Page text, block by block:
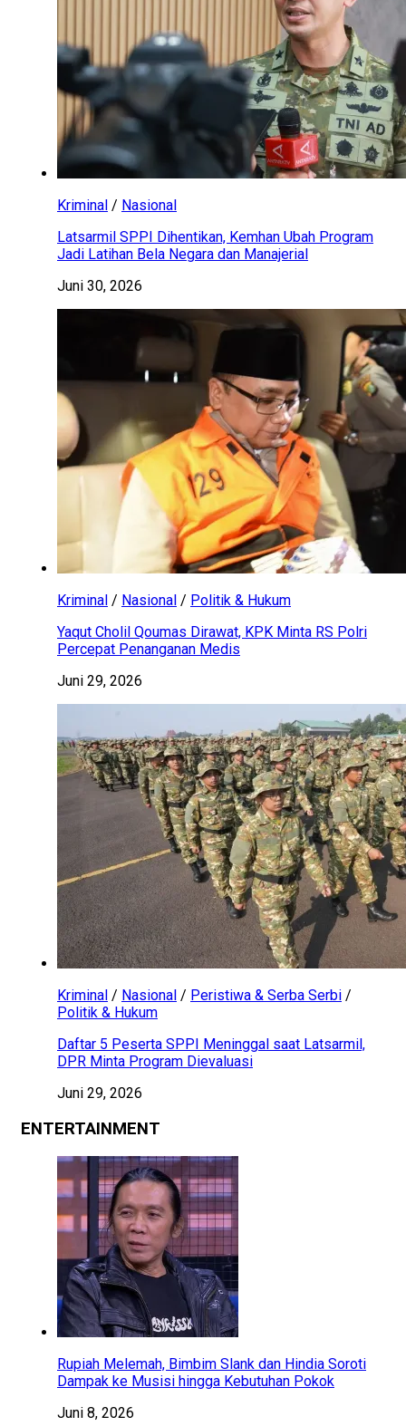
Kriminal / Nasional
Latsarmil SPPI Dihentikan, Kemhan Ubah Program
Jadi Latihan Bela Negara dan Manajerial
Juni 30, 2026
Kriminal / Nasional / Politik & Hukum
Yaqut Cholil Qoumas Dirawat, KPK Minta RS Polri
Percepat Penanganan Medis
Juni 29, 2026
Kriminal / Nasional / Peristiwa & Serba Serbi /
Politik & Hukum
Daftar 5 Peserta SPPI Meninggal saat Latsarmil,
DPR Minta Program Dievaluasi
Juni 29, 2026
ENTERTAINMENT
Rupiah Melemah, Bimbim Slank dan Hindia Soroti
Dampak ke Musisi hingga Kebutuhan Pokok
Juni 8, 2026